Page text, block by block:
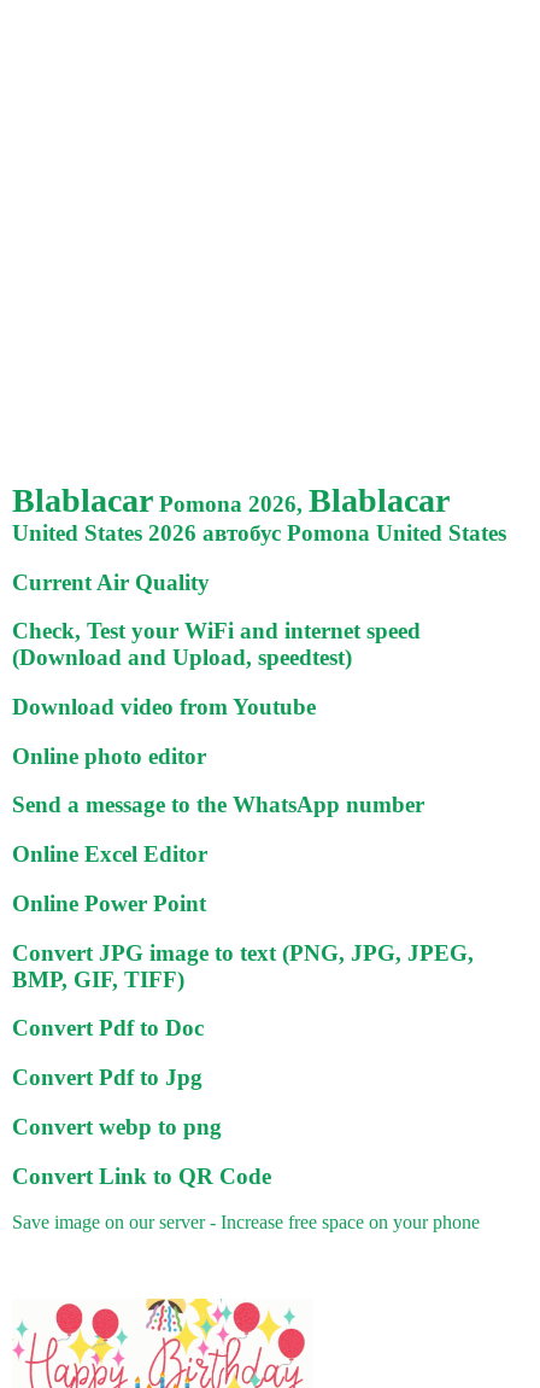
Blablacar Pomona 2026, Blablacar
United States 2026 автобус Pomona United States
Current Air Quality
Check, Test your WiFi and internet speed
(Download and Upload, speedtest)
Download video from Youtube
Online photo editor
Send a message to the WhatsApp number
Online Excel Editor
Online Power Point
Convert JPG image to text (PNG, JPG, JPEG,
BMP, GIF, TIFF)
Convert Pdf to Doc
Convert Pdf to Jpg
Convert webp to png
Convert Link to QR Code
Save image on our server - Increase free space on your phone